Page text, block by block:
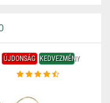
ÚJDONSÁG KEDVEZMÉNY